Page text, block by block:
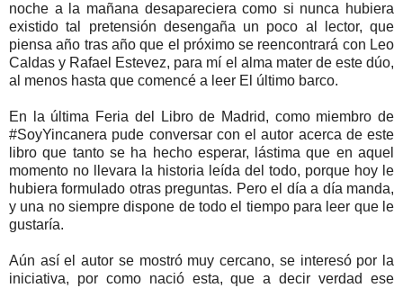
noche a la mañana desapareciera como si nunca hubiera
existido tal pretensión desengaña un poco al lector, que
piensa año tras año que el próximo se reencontrará con Leo
Caldas y Rafael Estevez, para mí el alma mater de este dúo,
al menos hasta que comencé a leer El último barco.
En la última Feria del Libro de Madrid, como miembro de
#SoyYincanera pude conversar con el autor acerca de este
libro que tanto se ha hecho esperar, lástima que en aquel
momento no llevara la historia leída del todo, porque hoy le
hubiera formulado otras preguntas. Pero el día a día manda,
y una no siempre dispone de todo el tiempo para leer que le
gustaría.
Aún así el autor se mostró muy cercano, se interesó por la
iniciativa, por como nació esta, que a decir verdad ese